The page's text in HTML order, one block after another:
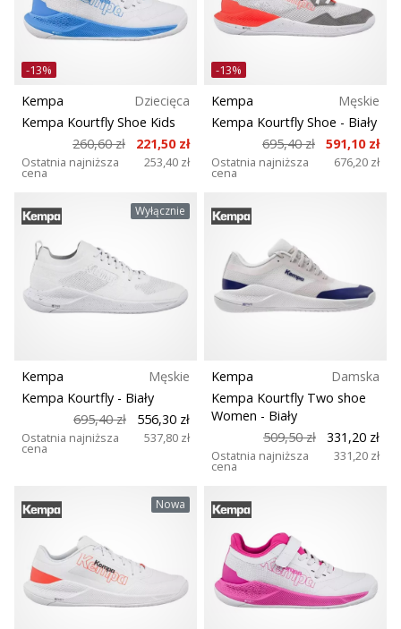
-13%
Kempa
Dziecięca
Kempa Kourtfly Shoe Kids
260,60 zł
221,50 zł
Ostatnia najniższa
cena
253,40 zł
-13%
Kempa
Męskie
Kempa Kourtfly Shoe - Biały
695,40 zł
591,10 zł
Ostatnia najniższa
cena
676,20 zł
Wyłącznie
Kempa
Męskie
Kempa Kourtfly - Biały
695,40 zł
556,30 zł
Ostatnia najniższa
cena
537,80 zł
Kempa
Damska
Kempa Kourtfly Two shoe
Women - Biały
509,50 zł
331,20 zł
Ostatnia najniższa
cena
331,20 zł
Nowa